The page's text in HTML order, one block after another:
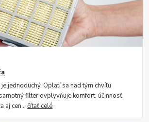
jednoduchý. Oplatí sa nad tým chvíľu
filter ovplyvňuje komfort, účinnosť,
aj cen...čítať celé